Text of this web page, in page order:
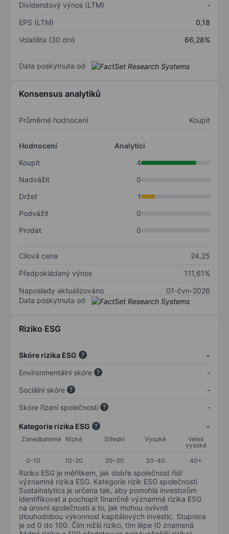
Dividendový výnos (LTM)
-
EPS (LTM)
0,18
Volatilita (30 dní)
66,28%
Data poskytnuta od
Konsensus analytiků
Průměrné hodnocení Koupit
Hodnocení
Analytici
Koupit
4
Nadvážit
0
Držet
1
Podvážit
0
Prodat
0
Cílová cena
24,25
Předpokládaný výnos
111,61%
Naposledy aktualizováno
01-čvn-2026
Data poskytnuta od
Riziko ESG
Skóre rizika ESG
-
Environmentální skóre
-
Sociální skóre
-
Skóre řízení společnosti
-
Kategorie rizika ESG -
Zanedbatelné Nízké Střední Vysoké
Velmi
vysoké
0-10
10-20 20-30 30-40 40+
Riziko ESG je měřítkem, jak dobře společnost řídí
významná rizika ESG. Kategorie rizik ESG společnosti
Sustainalytics je určena tak, aby pomohla investorům
identifikovat a pochopit finančně významná rizika ESG
na úrovni společnosti a to, jak mohou ovlivnit
dlouhodobou výkonnost kapitálových investic. Stupnice
je od 0 do 100. Čím nižší riziko, tím lépe (0 znamená